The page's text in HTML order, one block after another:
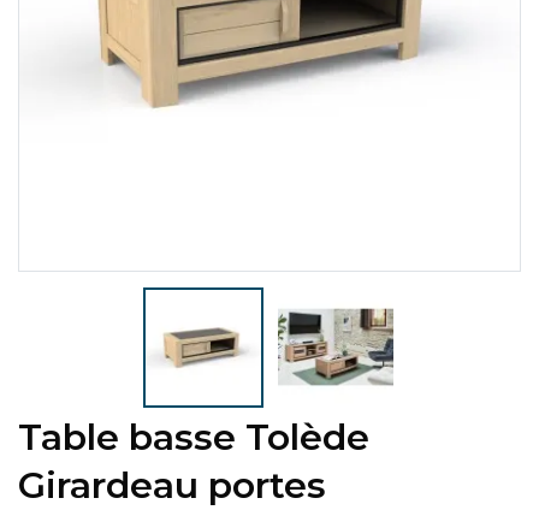
Table basse Tolède
Girardeau portes